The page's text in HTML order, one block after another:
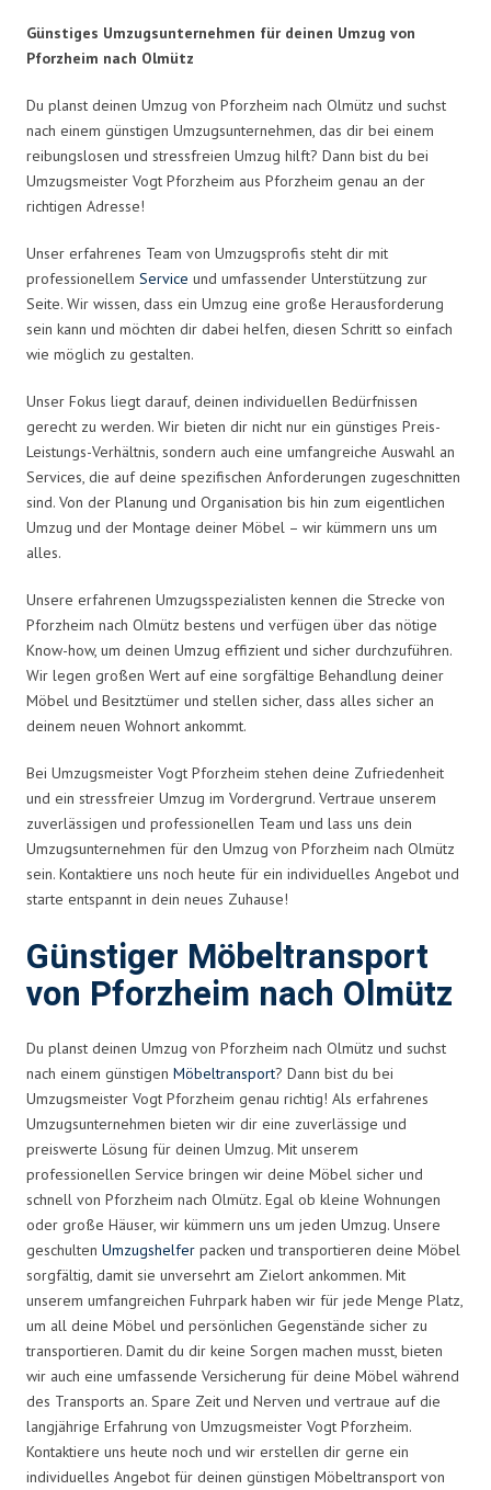
Günstiges Umzugsunternehmen für deinen Umzug von
Pforzheim nach Olmütz
Du planst deinen Umzug von Pforzheim nach Olmütz und suchst
nach einem günstigen Umzugsunternehmen, das dir bei einem
reibungslosen und stressfreien Umzug hilft? Dann bist du bei
Umzugsmeister Vogt Pforzheim aus Pforzheim genau an der
richtigen Adresse!
Unser erfahrenes Team von Umzugsprofis steht dir mit
professionellem Service und umfassender Unterstützung zur
Seite. Wir wissen, dass ein Umzug eine große Herausforderung
sein kann und möchten dir dabei helfen, diesen Schritt so einfach
wie möglich zu gestalten.
Unser Fokus liegt darauf, deinen individuellen Bedürfnissen
gerecht zu werden. Wir bieten dir nicht nur ein günstiges Preis-
Leistungs-Verhältnis, sondern auch eine umfangreiche Auswahl an
Services, die auf deine spezifischen Anforderungen zugeschnitten
sind. Von der Planung und Organisation bis hin zum eigentlichen
Umzug und der Montage deiner Möbel – wir kümmern uns um
alles.
Unsere erfahrenen Umzugsspezialisten kennen die Strecke von
Pforzheim nach Olmütz bestens und verfügen über das nötige
Know-how, um deinen Umzug effizient und sicher durchzuführen.
Wir legen großen Wert auf eine sorgfältige Behandlung deiner
Möbel und Besitztümer und stellen sicher, dass alles sicher an
deinem neuen Wohnort ankommt.
Bei Umzugsmeister Vogt Pforzheim stehen deine Zufriedenheit
und ein stressfreier Umzug im Vordergrund. Vertraue unserem
zuverlässigen und professionellen Team und lass uns dein
Umzugsunternehmen für den Umzug von Pforzheim nach Olmütz
sein. Kontaktiere uns noch heute für ein individuelles Angebot und
starte entspannt in dein neues Zuhause!
Günstiger Möbeltransport
von Pforzheim nach Olmütz
Du planst deinen Umzug von Pforzheim nach Olmütz und suchst
nach einem günstigen Möbeltransport? Dann bist du bei
Umzugsmeister Vogt Pforzheim genau richtig! Als erfahrenes
Umzugsunternehmen bieten wir dir eine zuverlässige und
preiswerte Lösung für deinen Umzug. Mit unserem
professionellen Service bringen wir deine Möbel sicher und
schnell von Pforzheim nach Olmütz. Egal ob kleine Wohnungen
oder große Häuser, wir kümmern uns um jeden Umzug. Unsere
geschulten Umzugshelfer packen und transportieren deine Möbel
sorgfältig, damit sie unversehrt am Zielort ankommen. Mit
unserem umfangreichen Fuhrpark haben wir für jede Menge Platz,
um all deine Möbel und persönlichen Gegenstände sicher zu
transportieren. Damit du dir keine Sorgen machen musst, bieten
wir auch eine umfassende Versicherung für deine Möbel während
des Transports an. Spare Zeit und Nerven und vertraue auf die
langjährige Erfahrung von Umzugsmeister Vogt Pforzheim.
Kontaktiere uns heute noch und wir erstellen dir gerne ein
individuelles Angebot für deinen günstigen Möbeltransport von